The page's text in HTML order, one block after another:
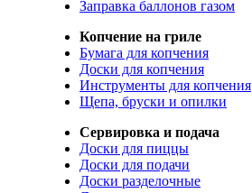
Заправка баллонов газом
Копчение на гриле
Бумага для копчения
Доски для копчения
Инструменты для копчения
Щепа, бруски и опилки
Сервировка и подача
Доски для пиццы
Доски для подачи
Доски разделочные